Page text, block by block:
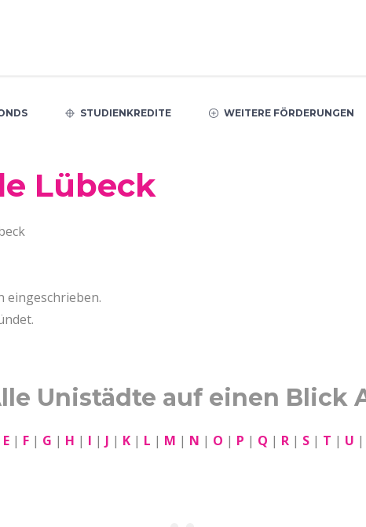
STUDIENKREDITE WEITERE FÖRDERUNGEN
Lübeck
eingeschrieben.
Unistädte auf einen Blick
E| F| G | H | I | J | K| L | M | N | O | P | Q | R| S| T | U